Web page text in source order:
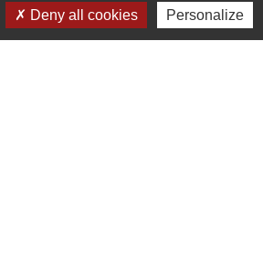
Deny all cookies Personalize